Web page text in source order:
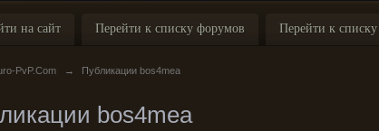
на сайт Перейти к списку форумов Перейти к списку
PvP.Com → Публикации bos4mea
bos4mea